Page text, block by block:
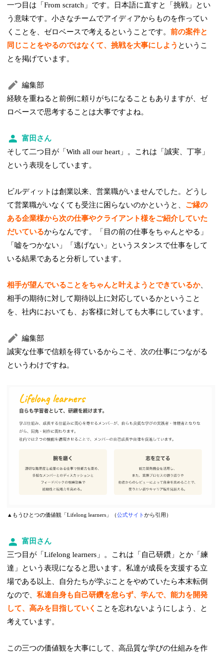
一つ目は「From scratch」です。日本語に直すと「挑戦」とい
う意味です。小さなチームでアイディアからものを作ってい
くことを、ゼロベースで考えるということです。前の案件と
同じことをやるのではなくて、挑戦を大事にしよう というこ
とを掲げています。
編集部
経験を重ねると前例に頼りがちになることもありますが、ゼ
ロベースで思考することは大事ですよね。
富田さん
そして二つ目が「With all our heart」。これは「誠実、丁寧」
という表現をしています。
ビルディットは創業以来、営業職がいませんでした。どうし
て営業職がいなくても受注に困らないのかというと、 ご縁の
ある企業様から次の仕事やクライアント様をご紹介していた
だいているからなんです。「目の前の仕事をちゃんとやる」
「嘘をつかない」「逃げない」というスタンスで仕事をして
いる結果であると分析しています。
相手が望んでいることをちゃんと叶えようとできているか、
相手の期待に対して期待以上に対応しているかということ
を、社内においても、お客様に対しても大事にしています。
編集部
誠実な仕事で信頼を得ているからこそ、次の仕事につながる
というわけですね。
▲もうひとつの価値観「Lifelong learners」（公式サイトから引用）
富田さん
三つ目が「Lifelong learners」。これは「自己研鑽」とか「練
達」という表現になると思います。私達が成長を支援する立
場である以上、自分たちが学ぶことをやめていたら本末転倒
なので、私達自身も自己研鑽を怠らず、学んで、能力を開発
して、高みを目指していく ことを忘れないようにしよう、と
考えています。
この三つの価値観を大事にして、高品質な学びの仕組みを作